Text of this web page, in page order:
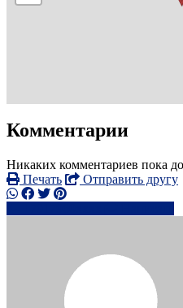
Комментарии
Никаких комментариев пока
Печать
Отправить другу